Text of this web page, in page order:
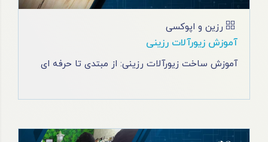
رزین و اپوکسی
آموزش زیورآلات رزینی
آموزش ساخت زیورآلات رزینی: از مبتدی تا حرفه ای